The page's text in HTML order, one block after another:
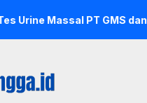
dan PT NDJ, Sebut